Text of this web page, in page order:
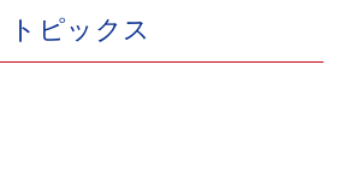
トピックス